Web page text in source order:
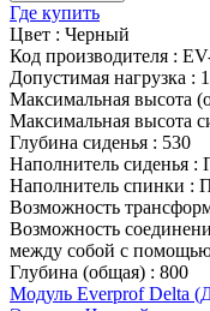
Где купить
Цвет : Черный
Код производителя :
Допустимая нагрузка :
Максимальная высота
Максимальная высота
Глубина сиденья : 530
Наполнитель сиденья :
Наполнитель спинки :
Возможность
Возможность
между собой с
Глубина (общая) : 800
Модуль Everprof Delta